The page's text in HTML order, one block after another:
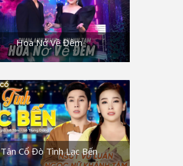
Hoa Nở Về Đêm
Tân Cổ Đò Tình Lạc Bến